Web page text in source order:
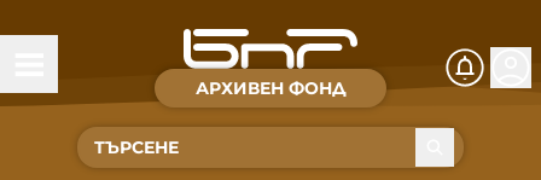
АРХИВЕН ФОНД
Времена и хора
Култура